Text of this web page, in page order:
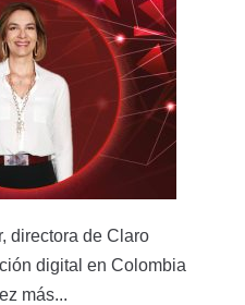
directora de Claro
digital en Colombia
más...